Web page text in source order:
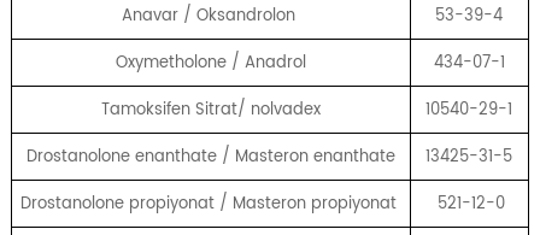
Anavar / Oksandrolon
53-39-4
Oxymetholone / Anadrol
434-07-1
Tamoksifen Sitrat/ nolvadex
10540-29-1
Drostanolone enanthate / Masteron enanthate
13425-31-5
Drostanolone propiyonat / Masteron propiyonat
521-12-0